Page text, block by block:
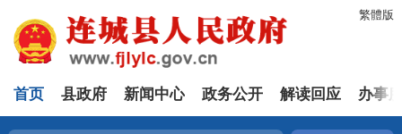
繁體版
首页 县政府 新闻中心 政务公开 解读回应 办事